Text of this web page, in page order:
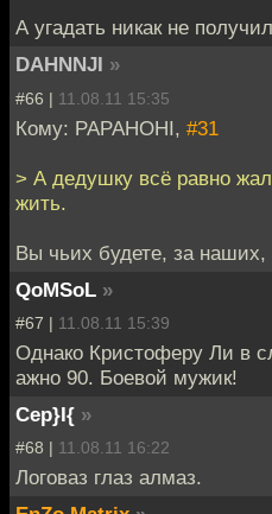
А угадать никак не
DAHNNJI »
#66 | 11.08.11 15:35
Кому: PAPAHOHI, #31
> А дедушку всё равно
жить.
Вы чьих будете, за наших,
QoMSoL »
#67 | 11.08.11 15:39
Однако Кристоферу Ли в
ажно 90. Боевой мужик!
Cep}I{ »
#68 | 11.08.11 16:22
Логоваз глаз алмаз.